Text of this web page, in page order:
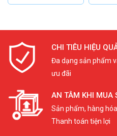
CHI TIÊU HIỆU
Đa dạng sản phẩm
ưu đãi
AN TÂM KHI MUA
Sản phẩm, hàng
Thanh toán tiện lợi